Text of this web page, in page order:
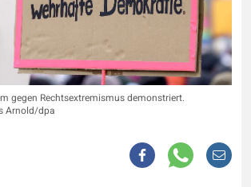
gegen Rechtsextremismus demonstriert.
Arnold/dpa